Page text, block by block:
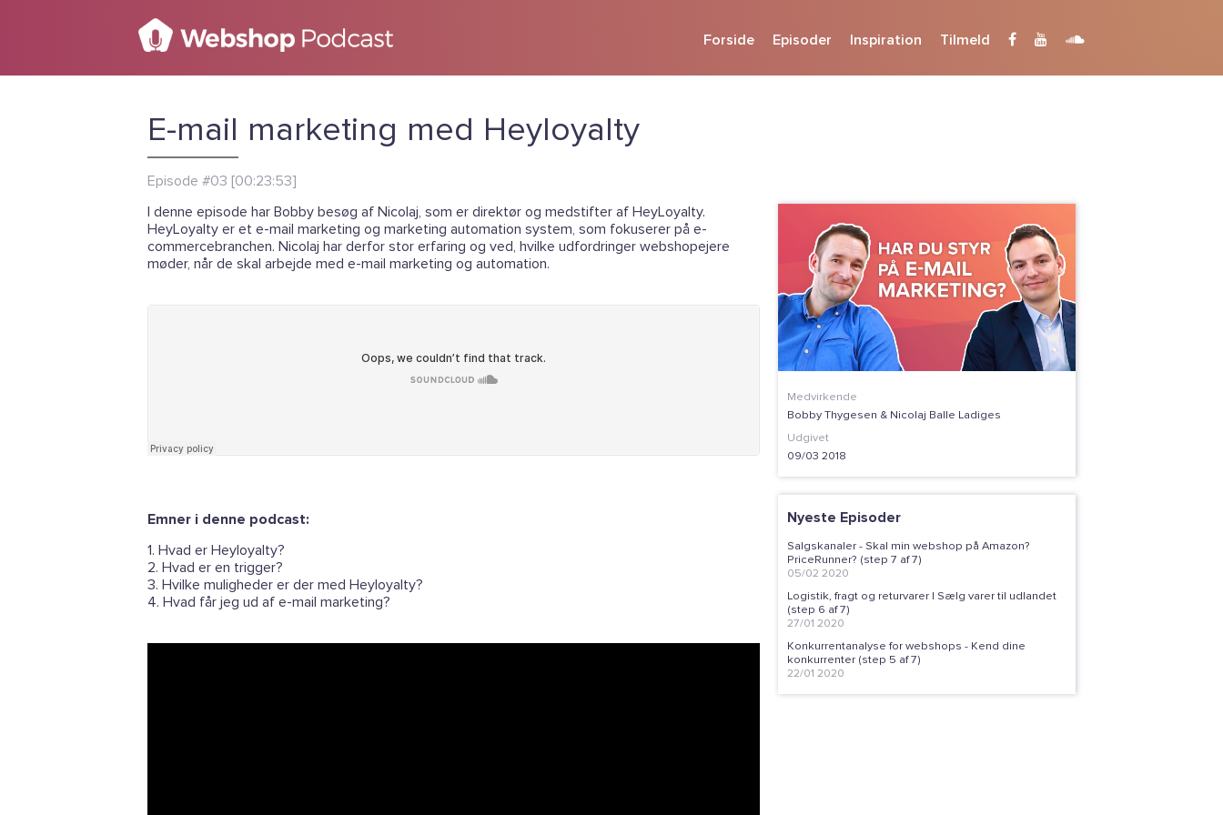
Forside Episoder Inspiration Tilmeld
E-mail marketing med Heyloyalty
Episode #03 [00:23:53]
I denne episode har Bobby besøg af Nicolaj, som er direktør og medstifter af HeyLoyalty.
HeyLoyalty er et e-mail marketing og marketing automation system, som fokuserer på e-
commercebranchen. Nicolaj har derfor stor erfaring og ved, hvilke udfordringer webshopejere
møder, når de skal arbejde med e-mail marketing og automation.
Emner i denne podcast:
1. Hvad er Heyloyalty?
2. Hvad er en trigger?
3. Hvilke muligheder er der med Heyloyalty?
4. Hvad får jeg ud af e-mail marketing?
Medvirkende
Bobby Thygesen & Nicolaj Balle Ladiges
Udgivet
09/03 2018
Nyeste Episoder
Salgskanaler - Skal min webshop på Amazon?
PriceRunner? (step 7 af 7)
05/02 2020
Logistik, fragt og returvarer | Sælg varer til udlandet
(step 6 af 7)
27/01 2020
Konkurrentanalyse for webshops - Kend dine
konkurrenter (step 5 af 7)
22/01 2020